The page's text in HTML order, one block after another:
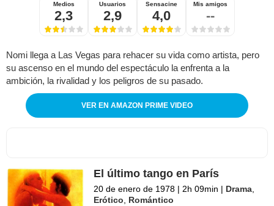
Medios
2,3
Usuarios
2,9
Sensacine
4,0
Mis amigos
--
Nomi llega a Las Vegas para rehacer su vida como artista, pero
su ascenso en el mundo del espectáculo la enfrenta a la
ambición, la rivalidad y los peligros de su pasado.
VER EN AMAZON PRIME VIDEO
El último tango en París
20 de enero de 1978 | 2h 09min | Drama,
Erótico, Romántico